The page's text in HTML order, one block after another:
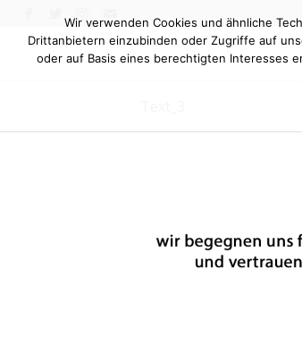
Wir verwenden Cookies und ähnliche
Drittanbietern einzubinden oder Zugriffe auf
oder auf Basis eines berechtigten Interesses